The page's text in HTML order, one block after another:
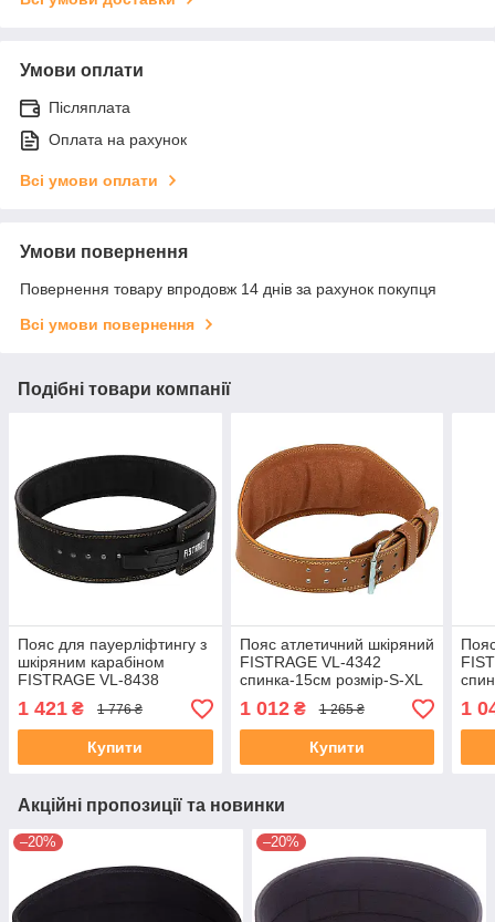
Умови оплати
Післяплата
Оплата на рахунок
Всі умови оплати
Умови повернення
Повернення товару впродовж 14 днів за рахунок покупця
Всі умови повернення
Подібні товари компанії
Пояс для пауерліфтингу з
шкіряним карабіном
FISTRAGE VL-8438
розмір-S-XL чорний
1 421 ₴ 1 776 ₴
Купити
Пояс атлетичний шкіряний
FISTRAGE VL-4342
спинка-15см розмір-S-XL
коричневий
1 012₴ 1 265 ₴
Купити
1
Акційні пропозиції та новинки
–20% –20%